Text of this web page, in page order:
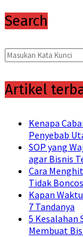
Search
Search
for:
Artikel
Kenapa
Penyebab
SOP yang
agar Bisnis
Cara
Tidak Boncos
Kapan
7 Tandanya
5 Kesalahan
Membuat